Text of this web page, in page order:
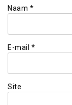
Naam *
E-mail *
Site